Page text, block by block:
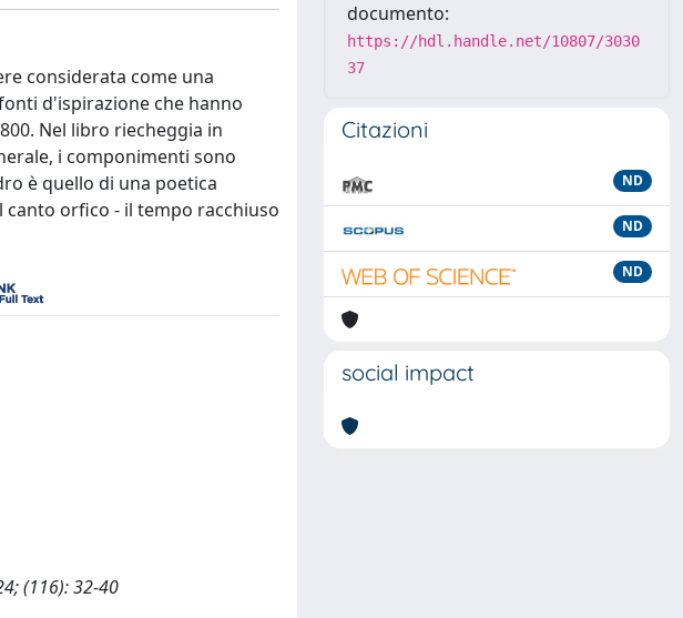
considerata come una
d'ispirazione che hanno
Nel libro riecheggia in
i componimenti sono
è quello di una poetica
orfico - il tempo racchiuso
(116): 32-40
documento:
https://hdl.handle.net/10807/3030
37
Citazioni
ND
ND
ND
social impact